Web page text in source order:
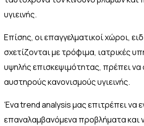
υγιεινής.
Επίσης, οι επαγγελματικοί χώροι,
σχετίζονται με τρόφιμα, ιατρικές
υψηλής επισκεψιμότητας, πρέπει
αυστηρούς κανονισμούς υγιεινής.
Ένα trend analysis μας επιτρέπει να
επαναλαμβανόμενα προβλήματα και